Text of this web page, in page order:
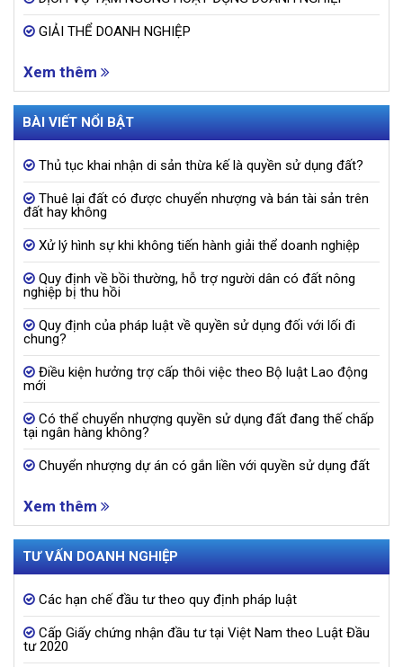
GIẢI THỂ DOANH NGHIỆP
Xem thêm
BÀI VIẾT NỔI BẬT
Thủ tục khai nhận di sản thừa kế là quyền sử dụng đất?
Thuê lại đất có được chuyển nhượng và bán tài sản trên
đất hay không
Xử lý hình sự khi không tiến hành giải thể doanh nghiệp
Quy định về bồi thường, hỗ trợ người dân có đất nông
nghiệp bị thu hồi
Quy định của pháp luật về quyền sử dụng đối với lối đi
chung?
Điều kiện hưởng trợ cấp thôi việc theo Bộ luật Lao động
mới
Có thể chuyển nhượng quyền sử dụng đất đang thế chấp
tại ngân hàng không?
Chuyển nhượng dự án có gắn liền với quyền sử dụng đất
Xem thêm
TƯ VẤN DOANH NGHIỆP
Các hạn chế đầu tư theo quy định pháp luật
Cấp Giấy chứng nhận đầu tư tại Việt Nam theo Luật Đầu
tư 2020